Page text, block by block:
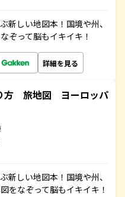
新しい地図本！国境や州、
ぞって脳もイキイキ！
詳細を見る
方 旅地図 ヨーロッパ
新しい地図本！国境や州、
をなぞって脳もイキイキ！